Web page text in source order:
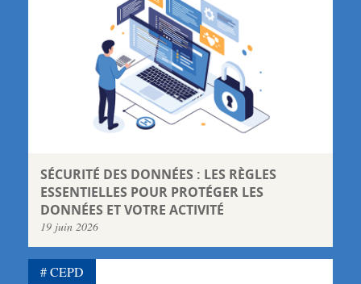
SÉCURITÉ DES DONNÉES : LES RÈGLES
ESSENTIELLES POUR PROTÉGER LES
DONNÉES ET VOTRE ACTIVITÉ
19 juin 2026
CEPD